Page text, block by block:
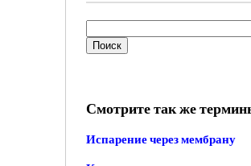
Смотрите так же
Испарение через мембрану